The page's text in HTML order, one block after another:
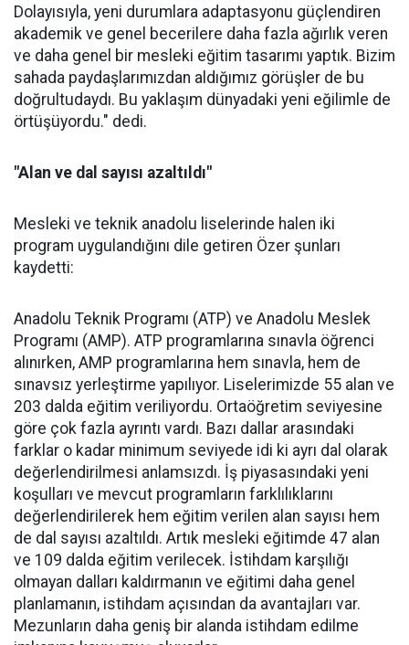
Dolayısıyla, yeni durumlara adaptasyonu güçlendiren
akademik ve genel becerilere daha fazla ağırlık veren
ve daha genel bir mesleki eğitim tasarımı yaptık. Bizim
sahada paydaşlarımızdan aldığımız görüşler de bu
doğrultudaydı. Bu yaklaşım dünyadaki yeni eğilimle de
örtüşüyordu." dedi.
"Alan ve dal sayısı azaltıldı"
Mesleki ve teknik anadolu liselerinde halen iki
program uygulandığını dile getiren Özer şunları
kaydetti:
Anadolu Teknik Programı (ATP) ve Anadolu Meslek
Programı (AMP). ATP programlarına sınavla öğrenci
alınırken, AMP programlarına hem sınavla, hem de
sınavsız yerleştirme yapılıyor. Liselerimizde 55 alan ve
203 dalda eğitim veriliyordu. Ortaöğretim seviyesine
göre çok fazla ayrıntı vardı. Bazı dallar arasındaki
farklar o kadar minimum seviyede idi ki ayrı dal olarak
değerlendirilmesi anlamsızdı. İş piyasasındaki yeni
koşulları ve mevcut programların farklılıklarını
değerlendirilerek hem eğitim verilen alan sayısı hem
de dal sayısı azaltıldı. Artık mesleki eğitimde 47 alan
ve 109 dalda eğitim verilecek. İstihdam karşılığı
olmayan dalları kaldırmanın ve eğitimi daha genel
planlamanın, istihdam açısından da avantajları var.
Mezunların daha geniş bir alanda istihdam edilme